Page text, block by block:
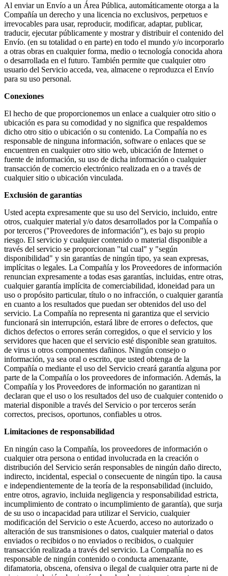
Al enviar un Envío a un Área Pública, automáticamente otorga a la
Compañía un derecho y una licencia no exclusivos, perpetuos e
irrevocables para usar, reproducir, modificar, adaptar, publicar,
traducir, ejecutar públicamente y mostrar y distribuir el contenido del
Envío. (en su totalidad o en parte) en todo el mundo y/o incorporarlo
a otras obras en cualquier forma, medio o tecnología conocida ahora
o desarrollada en el futuro. También permite que cualquier otro
usuario del Servicio acceda, vea, almacene o reproduzca el Envío
para su uso personal.
Conexiones
El hecho de que proporcionemos un enlace a cualquier otro sitio o
ubicación es para su comodidad y no significa que respaldemos
dicho otro sitio o ubicación o su contenido. La Compañía no es
responsable de ninguna información, software o enlaces que se
encuentren en cualquier otro sitio web, ubicación de Internet o
fuente de información, su uso de dicha información o cualquier
transacción de comercio electrónico realizada en o a través de
cualquier sitio o ubicación vinculada.
Exclusión de garantías
Usted acepta expresamente que su uso del Servicio, incluido, entre
otros, cualquier material y/o datos desarrollados por la Compañía o
por terceros ("Proveedores de información"), es bajo su propio
riesgo. El servicio y cualquier contenido o material disponible a
través del servicio se proporcionan "tal cual" y "según
disponibilidad" y sin garantías de ningún tipo, ya sean expresas,
implícitas o legales. La Compañía y los Proveedores de información
renuncian expresamente a todas esas garantías, incluidas, entre otras,
cualquier garantía implícita de comerciabilidad, idoneidad para un
uso o propósito particular, título o no infracción, o cualquier garantía
en cuanto a los resultados que puedan ser obtenidos del uso del
servicio. La Compañía no representa ni garantiza que el servicio
funcionará sin interrupción, estará libre de errores o defectos, que
dichos defectos o errores serán corregidos, o que el servicio y los
servidores que hacen que el servicio esté disponible sean gratuitos.
de virus u otros componentes dañinos. Ningún consejo o
información, ya sea oral o escrito, que usted obtenga de la
Compañía o mediante el uso del Servicio creará garantía alguna por
parte de la Compañía o los proveedores de información. Además, la
Compañía y los Proveedores de información no garantizan ni
declaran que el uso o los resultados del uso de cualquier contenido o
material disponible a través del Servicio o por terceros serán
correctos, precisos, oportunos, confiables u otros.
Limitaciones de responsabilidad
En ningún caso la Compañía, los proveedores de información o
cualquier otra persona o entidad involucrada en la creación o
distribución del Servicio serán responsables de ningún daño directo,
indirecto, incidental, especial o consecuente de ningún tipo. la causa
e independientemente de la teoría de la responsabilidad (incluido,
entre otros, agravio, incluida negligencia y responsabilidad estricta,
incumplimiento de contrato o incumplimiento de garantía), que surja
de su uso o incapacidad para utilizar el Servicio, cualquier
modificación del Servicio o este Acuerdo, acceso no autorizado o
alteración de sus transmisiones o datos, cualquier material o datos
enviados o recibidos o no enviados o recibidos, o cualquier
transacción realizada a través del servicio. La Compañía no es
responsable de ningún contenido o conducta amenazante,
difamatoria, obscena, ofensiva o ilegal de cualquier otra parte ni de